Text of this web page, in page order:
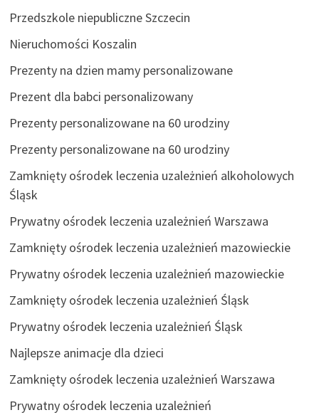
Przedszkole niepubliczne Szczecin
Nieruchomości Koszalin
Prezenty na dzien mamy personalizowane
Prezent dla babci personalizowany
Prezenty personalizowane na 60 urodziny
Prezenty personalizowane na 60 urodziny
Zamknięty ośrodek leczenia uzależnień alkoholowych
Śląsk
Prywatny ośrodek leczenia uzależnień Warszawa
Zamknięty ośrodek leczenia uzależnień mazowieckie
Prywatny ośrodek leczenia uzależnień mazowieckie
Zamknięty ośrodek leczenia uzależnień Śląsk
Prywatny ośrodek leczenia uzależnień Śląsk
Najlepsze animacje dla dzieci
Zamknięty ośrodek leczenia uzależnień Warszawa
Prywatny ośrodek leczenia uzależnień